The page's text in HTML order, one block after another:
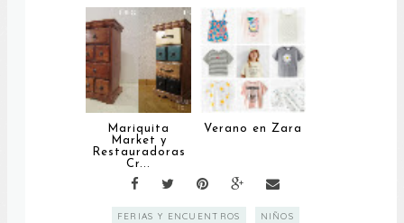
Mariquita
Market y
Restauradoras
Cr...
Verano en Zara
FERIAS Y ENCUENTROS NIÑOS